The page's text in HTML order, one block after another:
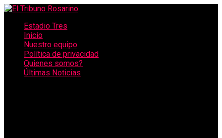
Estadio Tres
Inicio
Nuestro equipo
Política de privacidad
Quienes somos?
Últimas Noticias